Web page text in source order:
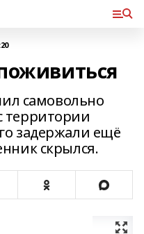
самовольно
территории
задержали ещё
скрылся.